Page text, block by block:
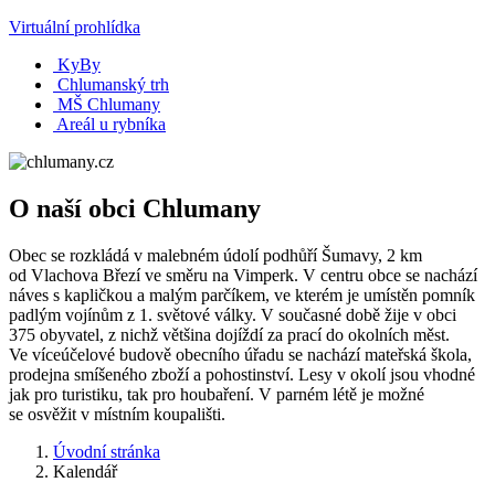
Virtuální prohlídka
KyBy
Chlumanský trh
MŠ Chlumany
Areál u rybníka
O naší obci Chlumany
Obec se rozkládá v malebném údolí podhůří Šumavy, 2 km
od Vlachova Březí ve směru na Vimperk. V centru obce se nachází
náves s kapličkou a malým parčíkem, ve kterém je umístěn pomník
padlým vojínům z 1. světové války. V současné době žije v obci
375 obyvatel, z nichž většina dojíždí za prací do okolních měst.
Ve víceúčelové budově obecního úřadu se nachází mateřská škola,
prodejna smíšeného zboží a pohostinství. Lesy v okolí jsou vhodné
jak pro turistiku, tak pro houbaření. V parném létě je možné
se osvěžit v místním koupališti.
Úvodní stránka
Kalendář